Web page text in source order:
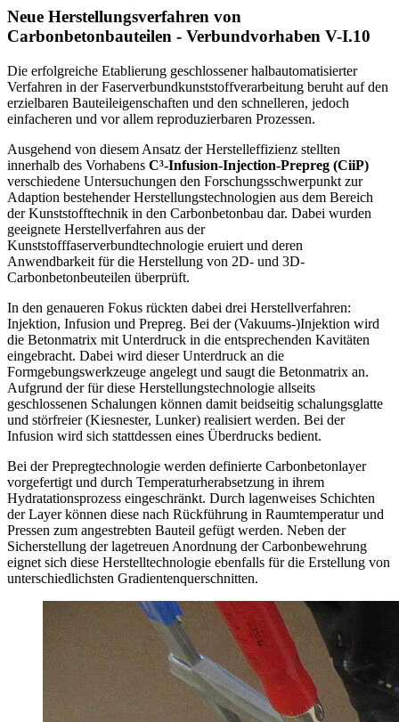
Neue Herstellungsverfahren von
Carbonbetonbauteilen - Verbundvorhaben V-I.10
Die erfolgreiche Etablierung geschlossener halbautomatisierter
Verfahren in der Faserverbundkunststoffverarbeitung beruht auf den
erzielbaren Bauteileigenschaften und den schnelleren, jedoch
einfacheren und vor allem reproduzierbaren Prozessen.
Ausgehend von diesem Ansatz der Herstelleffizienz stellten
innerhalb des Vorhabens C³‑Infusion‑Injection‑Prepreg (CiiP)
verschiedene Untersuchungen den Forschungsschwerpunkt zur
Adaption bestehender Herstellungstechnologien aus dem Bereich
der Kunststofftechnik in den Carbonbetonbau dar. Dabei wurden
geeignete Herstellverfahren aus der
Kunststofffaserverbundtechnologie eruiert und deren
Anwendbarkeit für die Herstellung von 2D- und 3D-
Carbonbetonbeuteilen überprüft.
In den genaueren Fokus rückten dabei drei Herstellverfahren:
Injektion, Infusion und Prepreg. Bei der (Vakuums-)Injektion wird
die Betonmatrix mit Unterdruck in die entsprechenden Kavitäten
eingebracht. Dabei wird dieser Unterdruck an die
Formgebungswerkzeuge angelegt und saugt die Betonmatrix an.
Aufgrund der für diese Herstellungstechnologie allseits
geschlossenen Schalungen können damit beidseitig schalungsglatte
und störfreier (Kiesnester, Lunker) realisiert werden. Bei der
Infusion wird sich stattdessen eines Überdrucks bedient.
Bei der Prepregtechnologie werden definierte Carbonbetonlayer
vorgefertigt und durch Temperaturherabsetzung in ihrem
Hydratationsprozess eingeschränkt. Durch lagenweises Schichten
der Layer können diese nach Rückführung in Raumtemperatur und
Pressen zum angestrebten Bauteil gefügt werden. Neben der
Sicherstellung der lagetreuen Anordnung der Carbonbewehrung
eignet sich diese Herstelltechnologie ebenfalls für die Erstellung von
unterschiedlichsten Gradientenquerschnitten.